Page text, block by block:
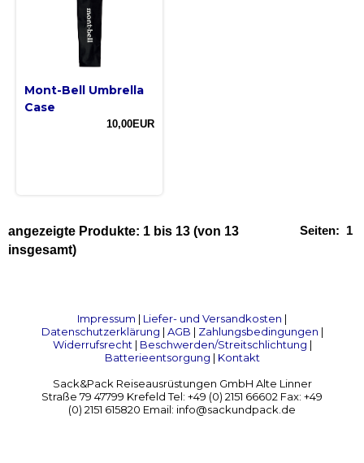
Mont-Bell Umbrella
Case
10,00EUR
Seiten: 1
angezeigte Produkte: 1 bis 13 (von 13
insgesamt)
Impressum | Liefer- und Versandkosten |
Datenschutzerklärung | AGB | Zahlungsbedingungen |
Widerrufsrecht| Beschwerden/Streitschlichtung |
Batterieentsorgung | Kontakt
Sack&Pack Reiseausrüstungen GmbH Alte Linner
Straße 79 47799 Krefeld Tel: +49 (0) 2151 66602 Fax: +49
(0) 2151 615820 Email: info@sackundpack.de